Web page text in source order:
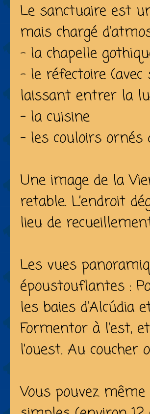
Le sanctuaire est
mais chargé
- la chapelle
- le réfectoire
laissant entrer la
- la cuisine
- les couloirs ornés
Une image de la
retable. L’endroit
lieu de
Les vues
époustouflantes :
les baies d’Alcúdia
Formentor à l’est,
l’ouest. Au coucher
Vous pouvez